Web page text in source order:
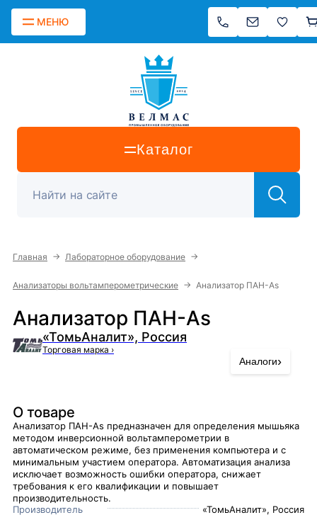
МЕНЮ
Каталог
Главная → Лабораторное оборудование →
Анализаторы вольтамперометрические → Анализатор ПАН-As
Анализатор ПАН-As
«ТомьАналит», Россия
Торговая марка ›
Аналоги›
О товаре
Анализатор ПАН-As предназначен для определения мышьяка
методом инверсионной вольтамперометрии в
автоматическом режиме, без применения компьютера и с
минимальным участием оператора. Автоматизация анализа
исключает возможность ошибки оператора, снижает
требования к его квалификации и повышает
производительность.
Производитель
«ТомьАналит», Россия